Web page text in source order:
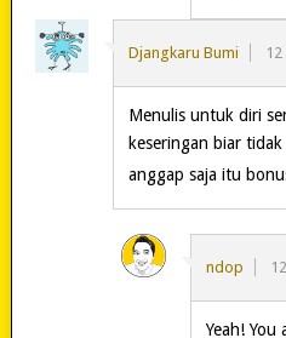
Djangkaru Bumi
Menulis untuk diri
keseringan biar
anggap saja itu
ndop
Yeah!